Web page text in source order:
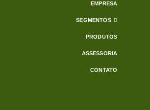
EMPRESA
SEGMENTOS
PRODUTOS
ASSESSORIA
CONTATO